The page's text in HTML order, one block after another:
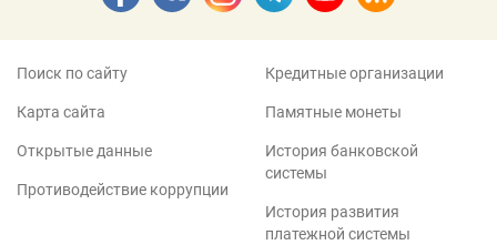
Поиск по сайту
Карта сайта
Открытые данные
Противодействие коррупции
Кредитные организации
Памятные монеты
История банковской
системы
История развития
платежной системы